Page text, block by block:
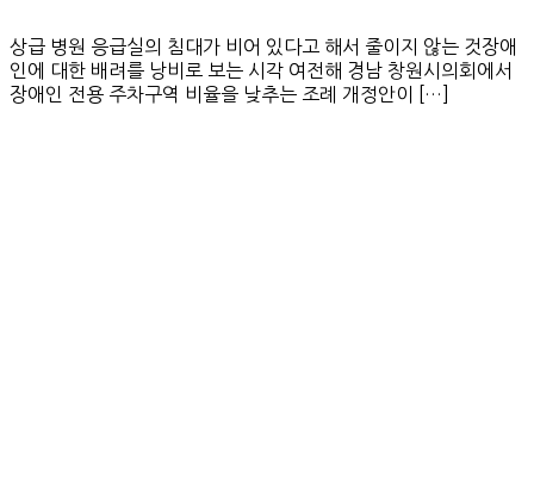
상급 병원 응급실의 침대가 비어 있다고 해서 줄이지 않는 것장애
인에 대한 배려를 낭비로 보는 시각 여전해 경남 창원시의회에서
장애인 전용 주차구역 비율을 낮추는 조례 개정안이 […]